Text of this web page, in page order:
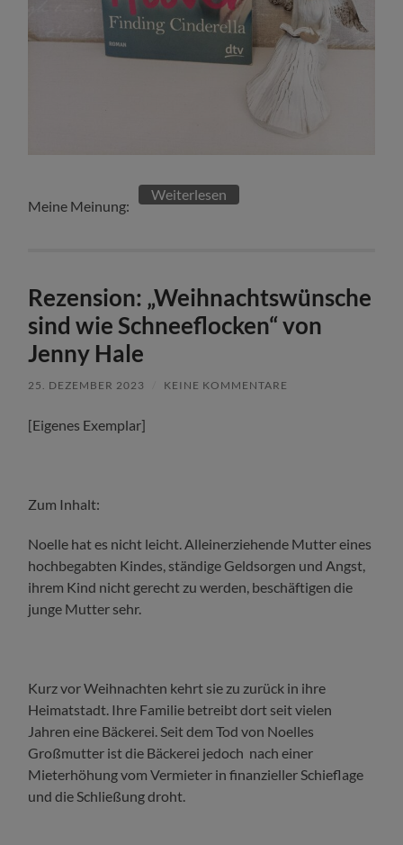
Meine Meinung:
Weiterlesen
Rezension: „Weihnachtswünsche
sind wie Schneeflocken“ von
Jenny Hale
25. DEZEMBER 2023 KEINE KOMMENTARE
[Eigenes Exemplar]
Zum Inhalt:
Noelle hat es nicht leicht. Alleinerziehende Mutter eines
hochbegabten Kindes, ständige Geldsorgen und Angst,
ihrem Kind nicht gerecht zu werden, beschäftigen die
junge Mutter sehr.
Kurz vor Weihnachten kehrt sie zu zurück in ihre
Heimatstadt. Ihre Familie betreibt dort seit vielen
Jahren eine Bäckerei. Seit dem Tod von Noelles
Großmutter ist die Bäckerei jedoch nach einer
Mieterhöhung vom Vermieter in finanzieller Schieflage
und die Schließung droht.